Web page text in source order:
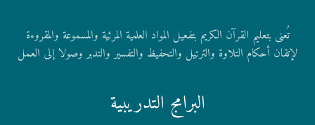
تُعنى بتعليم القرآن الكريم بتفعيل المواد العلمية المرئية والمسموعة والمقروءة
لإتقان أحكام التلاوة والترتيل والتحفيظ والتفسير والتدبر وصولا إلى العمل
البرامج التدريبية